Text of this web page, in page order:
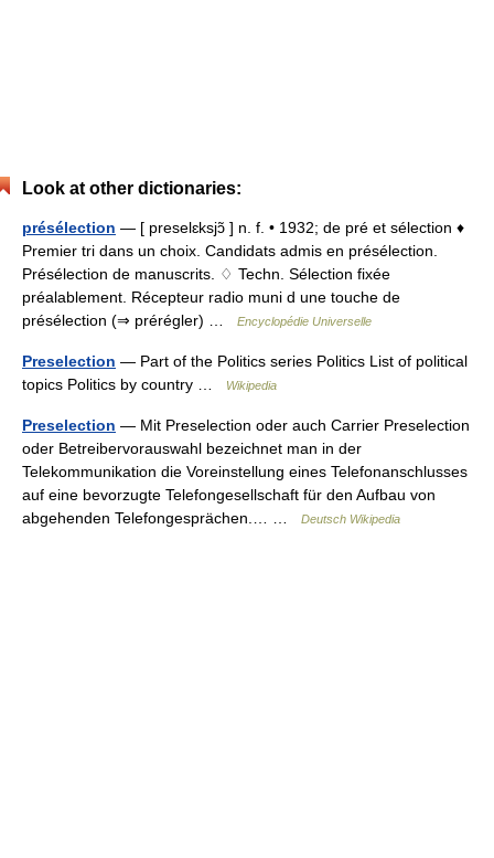
Look at other dictionaries:
présélection — [ preselɛksjɔ̃ ] n. f. • 1932; de pré et sélection ♦
Premier tri dans un choix. Candidats admis en présélection.
Présélection de manuscrits. ♢ Techn. Sélection fixée
préalablement. Récepteur radio muni d une touche de
présélection (⇒ prérégler) …
Encyclopédie Universelle
Preselection — Part of the Politics series Politics List of political
topics Politics by country …
Wikipedia
Preselection — Mit Preselection oder auch Carrier Preselection
oder Betreibervorauswahl bezeichnet man in der
Telekommunikation die Voreinstellung eines Telefonanschlusses
auf eine bevorzugte Telefongesellschaft für den Aufbau von
abgehenden Telefongesprächen.… …
Deutsch Wikipedia